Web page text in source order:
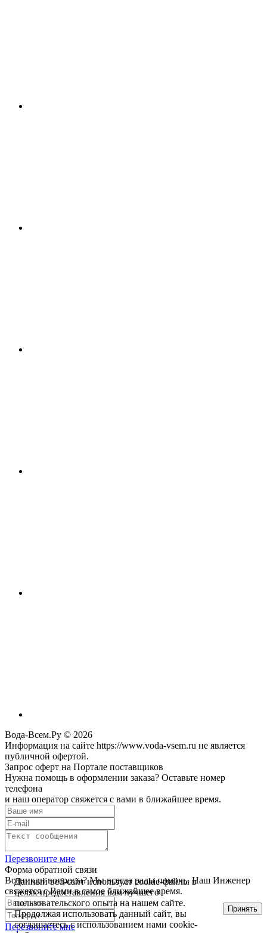
Вода-Всем.Ру © 2026
Информация на сайте https://www.voda-vsem.ru не является
публичной офертой.
Запрос оферт на Портале поставщиков
Нужна помощь в оформлении заказа? Оставьте номер
телефона
и наш оператор свяжется с вами в ближайшее время.
Перезвоните мне
Форма обратной связи
Возникли вопросы? Мы всегда рады помочь. Наш Инженер
свяжется с Вами в самое ближайшее время.
Перезвоните мне
Данный веб-сайт использует cookie-файлы в
целях предоставления вам лучшего
пользовательского опыта на нашем сайте.
Продолжая использовать данный сайт, вы
соглашаетесь с использованием нами cookie-
Принять